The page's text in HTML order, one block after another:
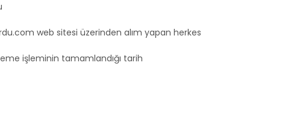
web sitesi üzerinden alım yapan herkes
işleminin tamamlandığı tarih